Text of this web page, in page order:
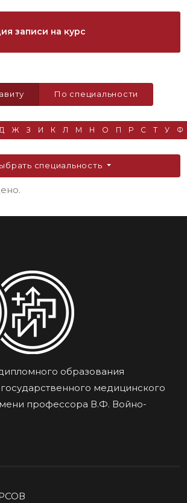
записи на курс
По специальности
Д Ж З И К Л М Н О П Р С Т У Ф
специальность
образования
медицинского
профессора В.Ф. Войно-